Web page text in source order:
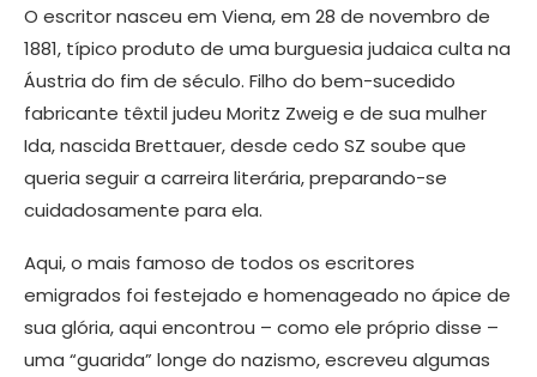
O escritor nasceu em Viena, em 28 de novembro de
1881, típico produto de uma burguesia judaica culta na
Áustria do fim de século. Filho do bem-sucedido
fabricante têxtil judeu Moritz Zweig e de sua mulher
Ida, nascida Brettauer, desde cedo SZ soube que
queria seguir a carreira literária, preparando-se
cuidadosamente para ela.
Aqui, o mais famoso de todos os escritores
emigrados foi festejado e homenageado no ápice de
sua glória, aqui encontrou – como ele próprio disse –
uma “guarida” longe do nazismo, escreveu algumas